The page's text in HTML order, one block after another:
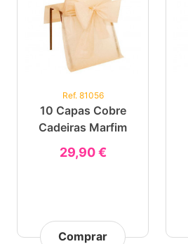
Ref. 81056
10 Capas Cobre
Cadeiras Marfim
29,90 €
Comprar